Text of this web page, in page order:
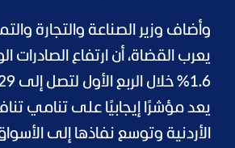
وأضاف وزير الصناعة والتجارة
يعرب القضاة، أن ارتفاع الصادرات
يعد مؤشرًا إيجابيًا على تنامي
الأردنية وتوسع نفاذها إلى